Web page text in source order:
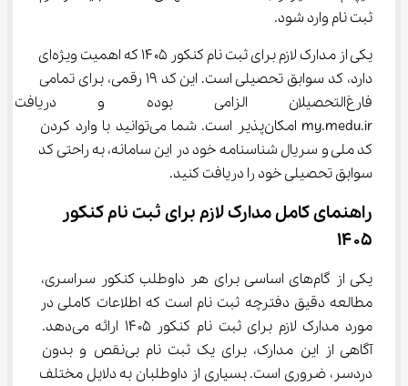
ثبت نام وارد شود.
یکی از مدارک لازم برای ثبت نام کنکور ۱۴۰۵ که اهمیت ویژه‌ای
دارد، کد سوابق تحصیلی است. این کد ۱۹ رقمی، برای تمامی
فارغ‌التحصیلان الزامی بوده و
my.medu.ir امکان‌پذیر است. شما می‌توانید با وارد کردن
کد ملی و سریال شناسنامه خود در این سامانه، به راحتی کد
سوابق تحصیلی خود را دریافت کنید.
راهنمای کامل مدارک لازم برای ثبت نام کنکور
۱۴۰۵
یکی از گام‌های اساسی برای هر داوطلب کنکور سراسری،
مطالعه دقیق دفترچه ثبت نام است که اطلاعات کاملی در
مورد مدارک لازم برای ثبت نام کنکور ۱۴۰۵ ارائه می‌دهد.
آگاهی از این مدارک، برای یک ثبت نام بی‌نقص و بدون
دردسر، ضروری است. بسیاری از داوطلبان به دلایل مختلف